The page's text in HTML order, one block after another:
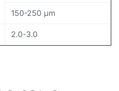
150-250 μm
2.0-3.0